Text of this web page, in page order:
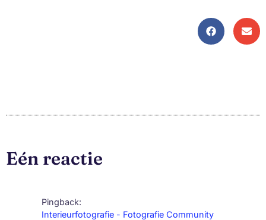
Eén reactie
Pingback:
Interieurfotografie - Fotografie Community